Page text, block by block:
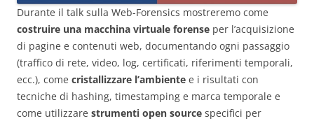
Durante il talk sulla Web-Forensics mostreremo come
costruire una macchina virtuale forense per l’acquisizione
di pagine e contenuti web, documentando ogni passaggio
(traffico di rete, video, log, certificati, riferimenti temporali,
ecc.), come cristallizzare l’ambiente e i risultati con
tecniche di hashing, timestamping e marca temporale e
come utilizzare strumenti open source specifici per